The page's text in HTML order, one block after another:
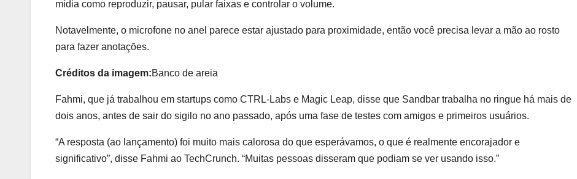
mídia como reproduzir, pausar, pular faixas e controlar o volume.
Notavelmente, o microfone no anel parece estar ajustado para proximidade, então você precisa levar a mão ao rosto
para fazer anotações.
Créditos da imagem:Banco de areia
Fahmi, que já trabalhou em startups como CTRL-Labs e Magic Leap, disse que Sandbar trabalha no ringue há mais de
dois anos, antes de sair do sigilo no ano passado, após uma fase de testes com amigos e primeiros usuários.
“A resposta (ao lançamento) foi muito mais calorosa do que esperávamos, o que é realmente encorajador e
significativo”, disse Fahmi ao TechCrunch. “Muitas pessoas disseram que podiam se ver usando isso.”